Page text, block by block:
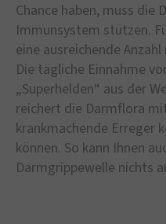
Chance haben, muss die
Immunsystem stützen.
eine ausreichende
Die tägliche Einnahme
„Superhelden“ aus der
reichert die Darmflora
krankmachende Erreger
können. So kann Ihnen
Darmgrippewelle nichts